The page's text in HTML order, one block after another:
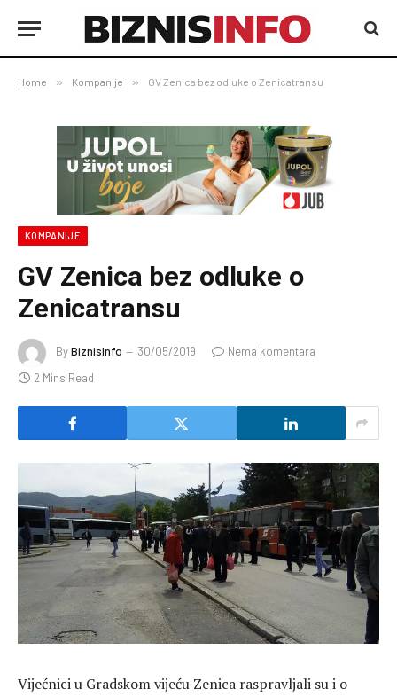
Home » Kompanije » GV Zenica bez odluke o Zenicatransu
KOMPANIJE
GV Zenica bez odluke o
Zenicatransu
ByBiznisInfo 30/05/2019
Nema komentara
2 Mins Read
Vijećnici u Gradskom vijeću Zenica raspravljali su i o